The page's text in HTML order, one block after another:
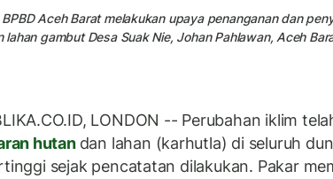
Aceh Barat melakukan upaya penanganan dan
lahan gambut Desa Suak Nie, Johan Pahlawan, Aceh
LONDON -- Perubahan iklim
hutan dan lahan (karhutla) di seluruh
sejak pencatatan dilakukan. Pakar